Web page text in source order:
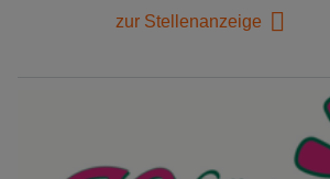
zur Stellenanzeige